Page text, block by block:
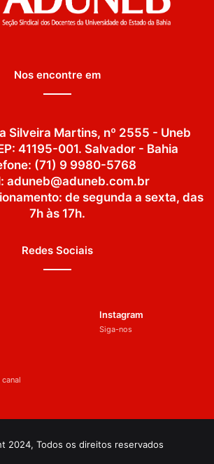
Nos encontre em
Silveira Martins, nº 2555 - Uneb
41195-001. Salvador - Bahia
(71) 9 9980-5768
aduneb@aduneb.com.br
de segunda a sexta, das
7h às 17h.
Redes Sociais
Instagram
Siga-nos
2024, Todos os direitos reservados